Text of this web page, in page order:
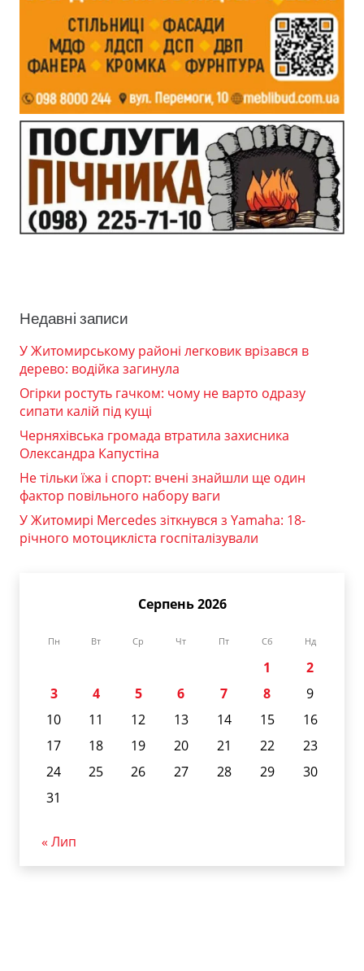
Недавні записи
У Житомирському районі легковик врізався в
дерево: водійка загинула
Огірки ростуть гачком: чому не варто одразу
сипати калій під кущі
Черняхівська громада втратила захисника
Олександра Капустіна
Не тільки їжа і спорт: вчені знайшли ще один
фактор повільного набору ваги
У Житомирі Mercedes зіткнувся з Yamaha: 18-
річного мотоцикліста госпіталізували
Серпень 2026
Пн Вт Ср Чт Пт Сб Нд
1
2
3
4 5 6 7 8
9
10
11 12 13 14 15
16
17
18 19 20 21 22
23
24
25 26 27 28 29
30
31
« Лип